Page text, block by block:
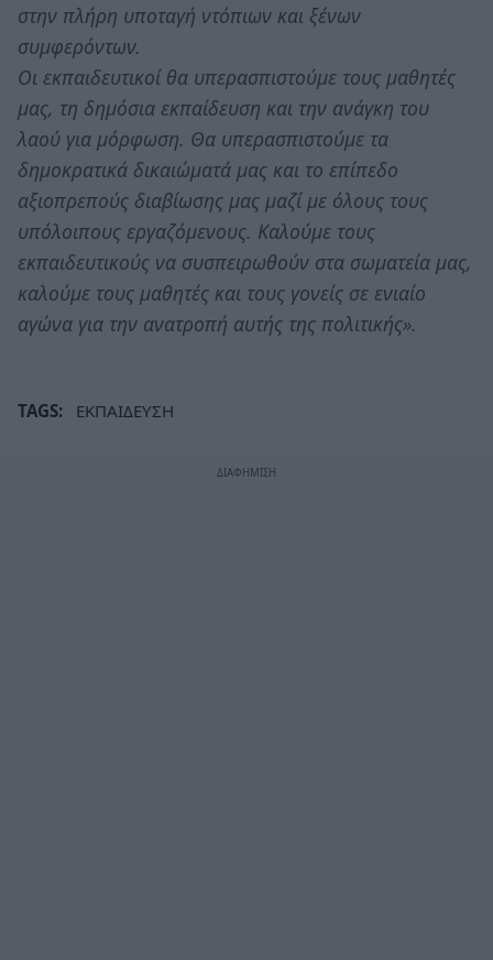
στην πλήρη υποταγή ντόπιων και ξένων
συμφερόντων.
Οι εκπαιδευτικοί θα υπερασπιστούμε τους μαθητές
μας, τη δημόσια εκπαίδευση και την ανάγκη του
λαού για μόρφωση. Θα υπερασπιστούμε τα
δημοκρατικά δικαιώματά μας και το επίπεδο
αξιοπρεπούς διαβίωσης μας μαζί με όλους τους
υπόλοιπους εργαζόμενους. Καλούμε τους
εκπαιδευτικούς να συσπειρωθούν στα σωματεία μας,
καλούμε τους μαθητές και τους γονείς σε ενιαίο
αγώνα για την ανατροπή αυτής της πολιτικής».
TAGS: ΕΚΠΑΙΔΕΥΣΗ